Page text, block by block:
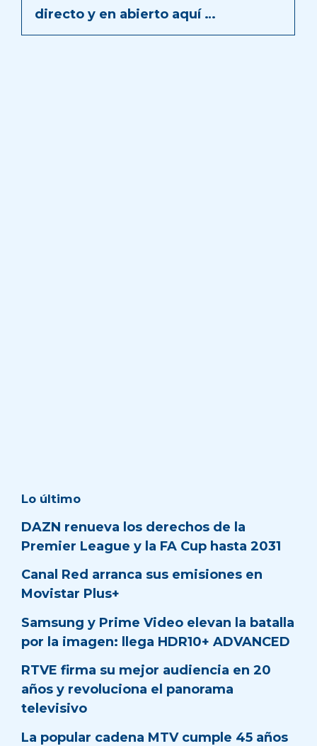
directo y en abierto aquí …
Lo último
DAZN renueva los derechos de la
Premier League y la FA Cup hasta 2031
Canal Red arranca sus emisiones en
Movistar Plus+
Samsung y Prime Video elevan la batalla
por la imagen: llega HDR10+ ADVANCED
RTVE firma su mejor audiencia en 20
años y revoluciona el panorama
televisivo
La popular cadena MTV cumple 45 años